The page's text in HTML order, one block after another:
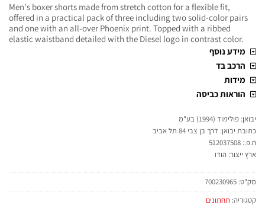
Men's boxer shorts made from stretch cotton for a flexible fit,
offered in a practical pack of three including two solid-color pairs
and one with an all-over Phoenix print. Topped with a ribbed
elastic waistband detailed with the Diesel logo in contrast color.
מידע נוסף
הרכב בד
מידות
הוראות כביסה
יבואן: פולימוד (1994) בע"מ
כתובת יבואן: דרך בן צבי 84 תל אביב
ח.פ.: 512037508
ארץ ייצור: הודו
מק"ט: 700230965
קטגוריה: תחתונים